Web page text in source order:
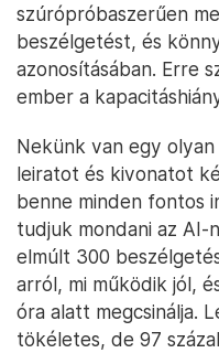
szúrópróbaszerűen
beszélgetést, és
azonosításában. Erre
ember a
Nekünk van egy
leiratot és kivonatot
benne minden fontos
tudjuk mondani az AI-
elmúlt 300
arról, mi működik jól,
óra alatt megcsinálja.
tökéletes, de 97